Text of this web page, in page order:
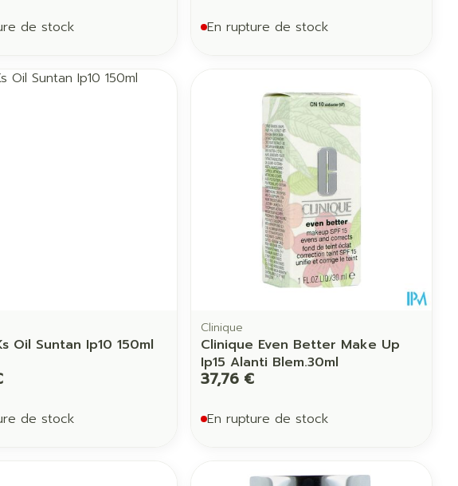
de stock En rupture de stock
Oil Suntan Ip10 150ml
de stock
Clinique
Clinique Even Better Make Up
Ip15 Alanti Blem.30ml
37,76 €
En rupture de stock